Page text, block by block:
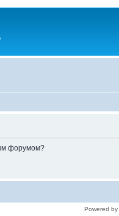
форумом?
Powered by